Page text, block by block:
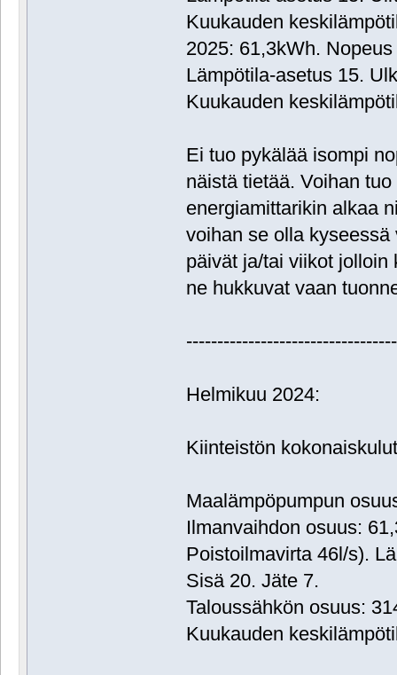
Kuukauden
2025: 61,3kWh.
Lämpötila-asetus 15.
Kuukauden
Ei tuo pykälää isompi
näistä tietää. Voihan
energiamittarikin alkaa
voihan se olla
päivät ja/tai viikot jolloin
ne hukkuvat vaan
Helmikuu 2024:
Kiinteistön
Maalämpöpumpun
Ilmanvaihdon osuus:
Poistoilmavirta 46l/s).
Sisä 20. Jäte 7.
Taloussähkön osuus:
Kuukauden